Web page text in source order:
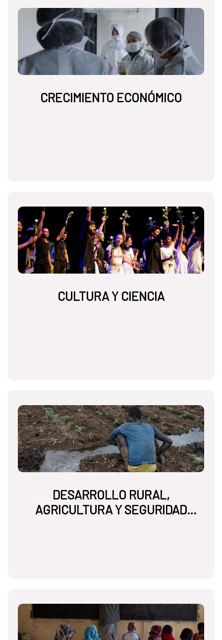
CRECIMIENTO ECONÓMICO
CULTURA Y CIENCIA
DESARROLLO RURAL,
AGRICULTURA Y SEGURIDAD